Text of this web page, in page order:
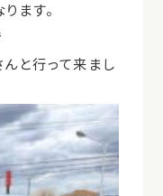
ます。
と行って来まし